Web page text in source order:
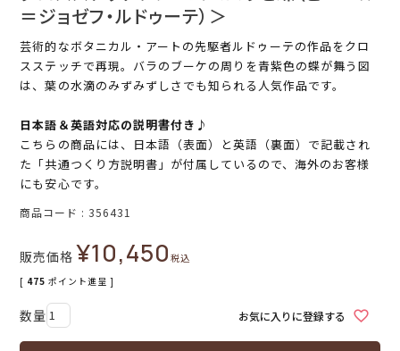
＝ジョゼフ・ルドゥーテ）＞
芸術的なボタニカル・アートの先駆者ルドゥーテの作品をクロ
スステッチで再現。バラのブーケの周りを青紫色の蝶が舞う図
は、葉の水滴のみずみずしさでも知られる人気作品です。
日本語＆英語対応の説明書付き♪
こちらの商品には、日本語（表面）と英語（裏面）で記載され
た「共通つくり方説明書」が付属しているので、海外のお客様
にも安心です。
商品コード 356431
販売価格 ¥10,450税込
[ 475 ポイント進呈 ]
お気に入りに登録する